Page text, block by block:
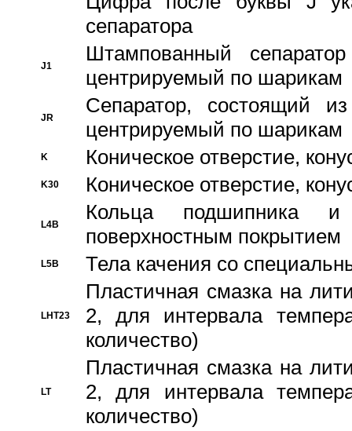
сепаратора
J1
Штампованный
центрируемый по шарикам
JR
Сепаратор, состоящий
центрируемый по шарикам
K Коническое отверстие,
K30 Коническое отверстие,
L4B
Кольца подшипника
поверхностным покрытием
L5B Тела качения со
LHT23
Пластичная смазка на
2, для интервала
количество)
LT
Пластичная смазка на
2, для интервала
количество)